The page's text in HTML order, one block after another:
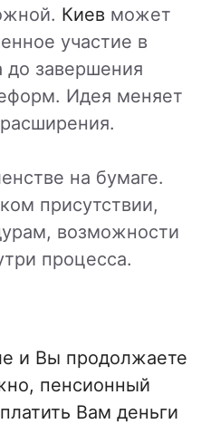
Киев может
участие в
до завершения
Идея меняет
на бумаге.
присутствии,
возможности
процесса.
и Вы продолжаете
пенсионный
Вам деньги